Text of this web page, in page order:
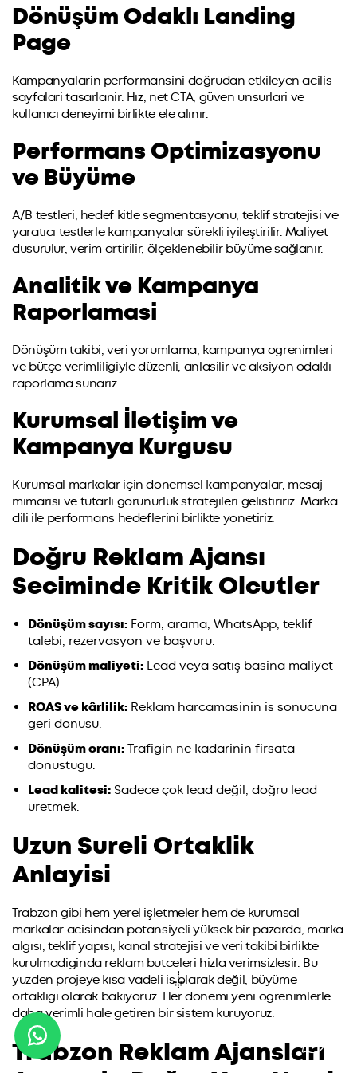
Dönüşüm Odaklı Landing
Page
Kampanyalarin performansini doğrudan etkileyen acilis
sayfalari tasarlanir. Hız, net CTA, güven unsurlari ve
kullanıcı deneyimi birlikte ele alınır.
Performans Optimizasyonu
ve Büyüme
A/B testleri, hedef kitle segmentasyonu, teklif stratejisi ve
yaratıcı testlerle kampanyalar sürekli iyileştirilir. Maliyet
dusurulur, verim artirilir, ölçeklenebilir büyüme sağlanır.
Analitik ve Kampanya
Raporlamasi
Dönüşüm takibi, veri yorumlama, kampanya ogrenimleri
ve bütçe verimliligiyle düzenli, anlasilir ve aksiyon odaklı
raporlama sunariz.
Kurumsal İletişim ve
Kampanya Kurgusu
Kurumsal markalar için donemsel kampanyalar, mesaj
mimarisi ve tutarli görünürlük stratejileri gelistiririz. Marka
dili ile performans hedeflerini birlikte yonetiriz.
Doğru Reklam Ajansı
Seciminde Kritik Olcutler
Dönüşüm sayısı: Form, arama, WhatsApp, teklif
talebi, rezervasyon ve başvuru.
Dönüşüm maliyeti: Lead veya satış basina maliyet
(CPA).
ROAS ve kârlilik: Reklam harcamasinin is sonucuna
geri donusu.
Dönüşüm oranı: Trafigin ne kadarinin firsata
donustugu.
Lead kalitesi: Sadece çok lead değil, doğru lead
uretmek.
Uzun Sureli Ortaklik
Anlayisi
Trabzon gibi hem yerel işletmeler hem de kurumsal
markalar acisindan potansiyeli yüksek bir pazarda, marka
algısı, teklif yapısı, kanal stratejisi ve veri takibi birlikte
kurulmadiginda reklam butceleri hizla verimsizlesir. Bu
yuzden projeye kısa vadeli is olarak değil, büyüme
ortakligi olarak bakiyoruz. Her donemi yeni ogrenimlerle
daha verimli hale getiren bir sistem kuruyoruz.
Trabzon Reklam Ajansları